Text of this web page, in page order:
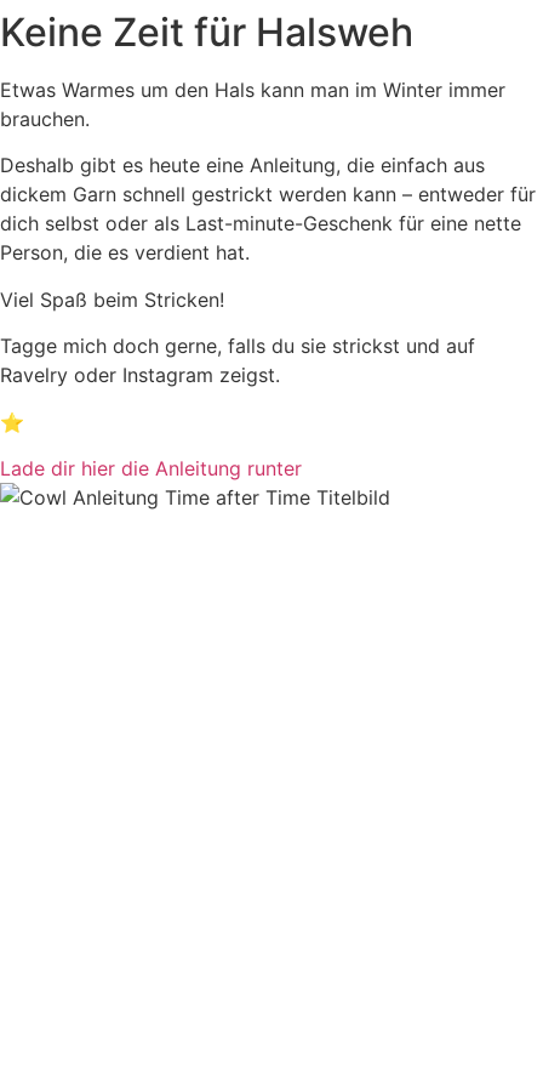
Keine Zeit für Halsweh
Etwas Warmes um den Hals kann man im Winter immer
brauchen.
Deshalb gibt es heute eine Anleitung, die einfach aus
dickem Garn schnell gestrickt werden kann – entweder für
dich selbst oder als Last-minute-Geschenk für eine nette
Person, die es verdient hat.
Viel Spaß beim Stricken!
Tagge mich doch gerne, falls du sie strickst und auf
Ravelry oder Instagram zeigst.
⭐️
Lade dir hier die Anleitung runter